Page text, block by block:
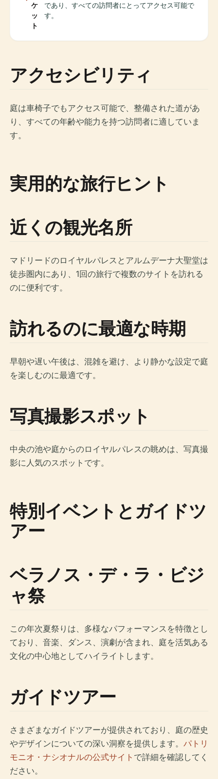
ケ
ッ
ト
であり、すべての訪問者にとってアクセス可能で
す。
アクセシビリティ
庭は車椅子でもアクセス可能で、整備された道があ
り、すべての年齢や能力を持つ訪問者に適していま
す。
実用的な旅行ヒント
近くの観光名所
マドリードのロイヤルパレスとアルムデーナ大聖堂は
徒歩圏内にあり、1回の旅行で複数のサイトを訪れる
のに便利です。
訪れるのに最適な時期
早朝や遅い午後は、混雑を避け、より静かな設定で庭
を楽しむのに最適です。
写真撮影スポット
中央の池や庭からのロイヤルパレスの眺めは、写真撮
影に人気のスポットです。
特別イベントとガイドツ
アー
ベラノス・デ・ラ・ビジ
ャ祭
この年次夏祭りは、多様なパフォーマンスを特徴とし
ており、音楽、ダンス、演劇が含まれ、庭を活気ある
文化の中心地としてハイライトします。
ガイドツアー
さまざまなガイドツアーが提供されており、庭の歴史
やデザインについての深い洞察を提供します。 パトリ
モニオ・ナシオナルの公式サイト で詳細を確認してく
ださい。